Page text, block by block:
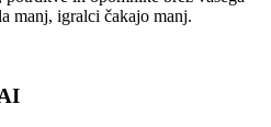
manj, igralci čakajo manj.